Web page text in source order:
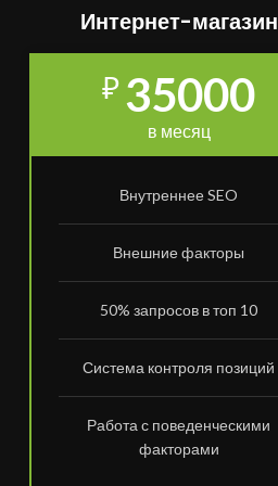
Интернет-магазин
₽35000
в месяц
Внутреннее SEO
Внешние факторы
50% запросов в топ 10
Система контроля позиций
Работа с поведенческими
факторами